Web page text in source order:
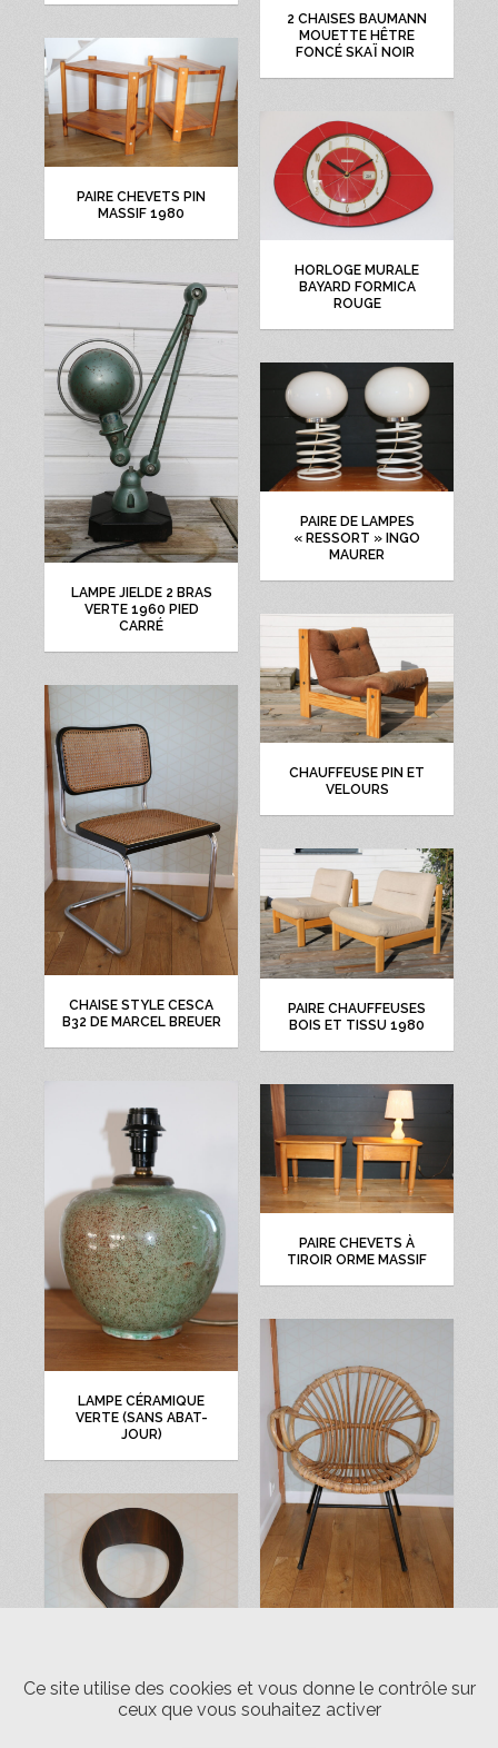
2 CHAISES BAUMANN
MOUETTE HÊTRE
FONCÉ SKAÏ NOIR
PAIRE CHEVETS PIN
MASSIF 1980
HORLOGE MURALE
BAYARD FORMICA
ROUGE
LAMPE JIELDE 2 BRAS
VERTE 1960 PIED
CARRÉ
PAIRE DE LAMPES
« RESSORT » INGO
MAURER
CHAUFFEUSE PIN ET
VELOURS
CHAISE STYLE CESCA
B32 DE MARCEL BREUER
PAIRE CHAUFFEUSES
BOIS ET TISSU 1980
LAMPE CÉRAMIQUE
VERTE (SANS ABAT-
JOUR)
PAIRE CHEVETS À
TIROIR ORME MASSIF
Ce site utilise des cookies et vous donne le contrôle sur
ceux que vous souhaitez activer